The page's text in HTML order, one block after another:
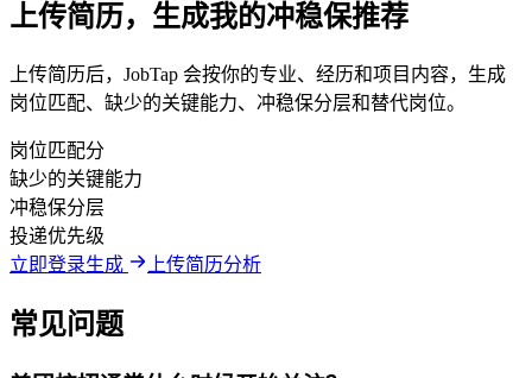
上传简历，生成我的冲稳保推荐
上传简历后，JobTap 会按你的专业、经历和项目内容，生成
岗位匹配、缺少的关键能力、冲稳保分层和替代岗位。
岗位匹配分
缺少的关键能力
冲稳保分层
投递优先级
立即登录生成
上传简历分析
常见问题